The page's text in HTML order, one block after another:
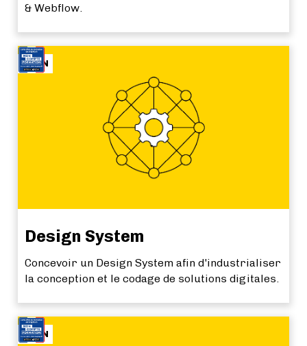
& Webflow.
SOON
Design System
Concevoir un Design System afin d'industrialiser
la conception et le codage de solutions digitales.
SOON